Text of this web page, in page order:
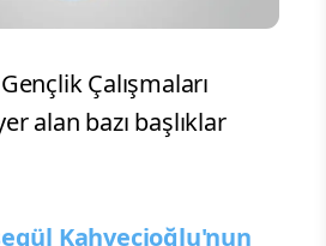
Çalışmaları
alan bazı başlıklar
Kahvecioğlu'nun